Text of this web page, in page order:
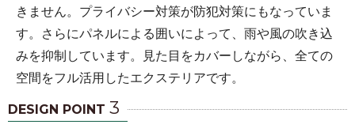
きません。プライバシー対策が防犯対策にもなっていま
す。さらにパネルによる囲いによって、雨や風の吹き込
みを抑制しています。見た目をカバーしながら、全ての
空間をフル活用したエクステリアです。
DESIGN POINT 3